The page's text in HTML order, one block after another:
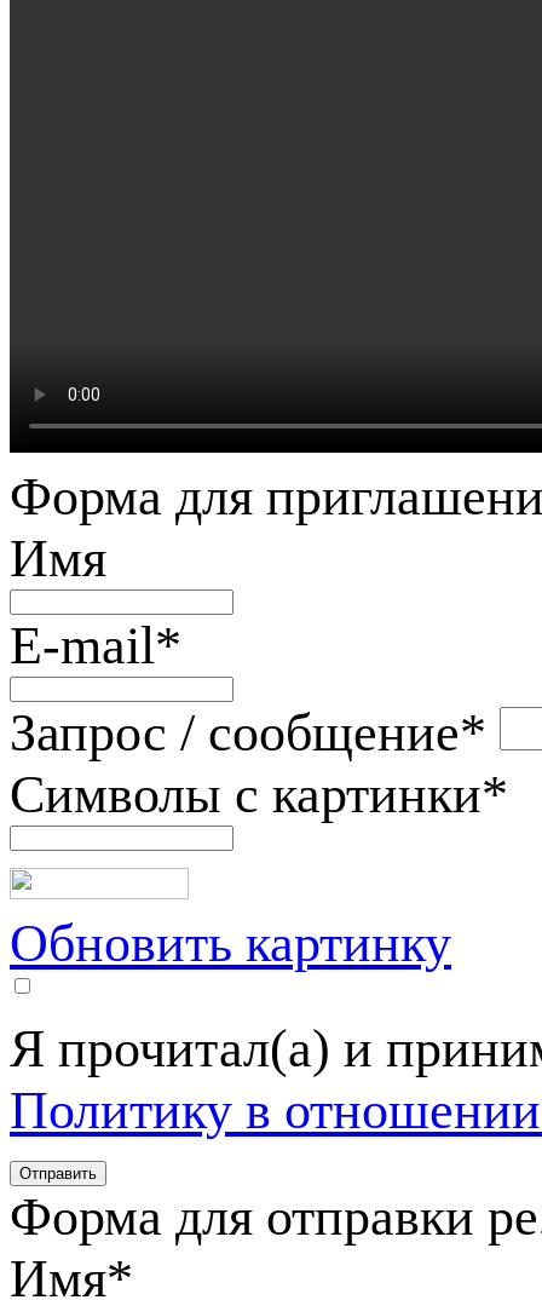
Форма для
Имя
E-mail*
Запрос / сообщение*
Символы с картинки*
Обновить картинку
Я прочитал(а) и
Политику в
Форма для отправки
Имя*